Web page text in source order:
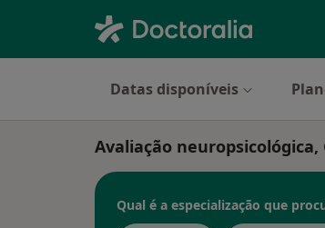
Datas disponíveis
Avaliação neuropsicológica,
Qual é a especialização que